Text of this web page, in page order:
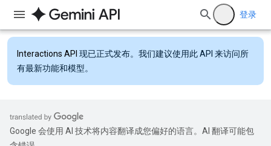
登录
Interactions API 现已正式发布。我们建议使用此 API 来访问所
有最新功能和模型。
Google 会使用 AI 技术将内容翻译成您偏好的语言。AI 翻译可能包